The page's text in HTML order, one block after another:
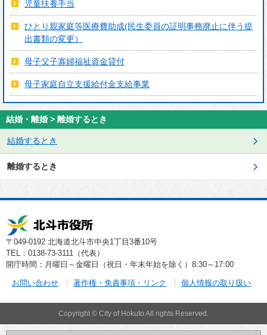
児童扶養手当
ひとり親家庭等医療費助成(民生委員の証明事務廃止に伴う提
出書類の変更）
母子父子寡婦福祉資金貸付
母子家庭自立支援給付金支給事業
結婚・離婚 > 離婚するとき
結婚するとき
離婚するとき
〒049-0192 北海道北斗市中央1丁目3番10号
TEL：0138-73-3111（代表）
開庁時間：月曜日～金曜日（祝日・年末年始を除く）8:30～17:00
お問い合わせ 著作権・免責事項・リンク 個人情報の取り扱い
Copyright © City of Hokuto All rights Reserved.